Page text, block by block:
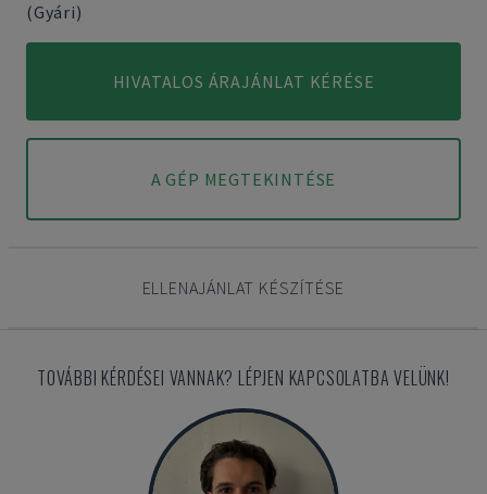
(Gyári)
HIVATALOS ÁRAJÁNLAT KÉRÉSE
A GÉP MEGTEKINTÉSE
ELLENAJÁNLAT KÉSZÍTÉSE
TOVÁBBI KÉRDÉSEI VANNAK? LÉPJEN KAPCSOLATBA VELÜNK!